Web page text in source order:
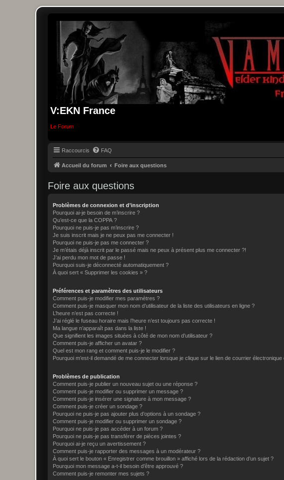
V:EKN France
Le Forum
Raccourcis FAQ
Accueil du forum Foire aux questions
Foire aux questions
Problèmes de connexion et d’inscription
Pourquoi ai-je besoin de m’inscrire ?
Qu’est-ce que la COPPA ?
Pourquoi ne puis-je pas m’inscrire ?
Je suis inscrit mais je ne peux pas me connecter !
Pourquoi ne puis-je pas me connecter ?
Je m’étais déjà inscrit par le passé mais ne peux à présent plus me connecter ?!
J’ai perdu mon mot de passe !
Pourquoi suis-je déconnecté automatiquement ?
À quoi sert « Supprimer les cookies » ?
Préférences et paramètres des utilisateurs
Comment puis-je modifier mes paramètres ?
Comment puis-je masquer mon nom d’utilisateur de la liste des utilisateurs en ligne ?
L’heure n’est pas correcte !
J’ai réglé le fuseau horaire mais l’heure n’est toujours pas correcte !
Ma langue n’apparaît pas dans la liste !
Que signifient les images situées à côté de mon nom d’utilisateur ?
Comment puis-je afficher un avatar ?
Quel est mon rang et comment puis-je le modifier ?
Pourquoi m’est-il demandé de me connecter lorsque je clique sur le lien de courrier électronique
Problèmes de publication
Comment puis-je publier un nouveau sujet ou une réponse ?
Comment puis-je modifier ou supprimer un message ?
Comment puis-je insérer une signature à mon message ?
Comment puis-je créer un sondage ?
Pourquoi ne puis-je pas ajouter plus d’options à un sondage ?
Comment puis-je modifier ou supprimer un sondage ?
Pourquoi ne puis-je pas accéder à un forum ?
Pourquoi ne puis-je pas transférer de pièces jointes ?
Pourquoi ai-je reçu un avertissement ?
Comment puis-je rapporter des messages à un modérateur ?
À quoi sert le bouton « Enregistrer comme brouillon » affiché lors de la rédaction d’un sujet ?
Pourquoi mon message a-t-il besoin d’être approuvé ?
Comment puis-je remonter mes sujets ?